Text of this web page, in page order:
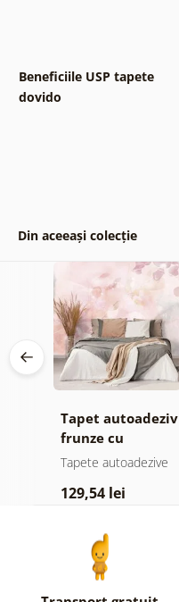
Beneficiile USP tapete
dovido
Din aceeași colecție
Tapet autoadeziv
frunze cu
atingere
Tapete autoadezive
129,54 lei